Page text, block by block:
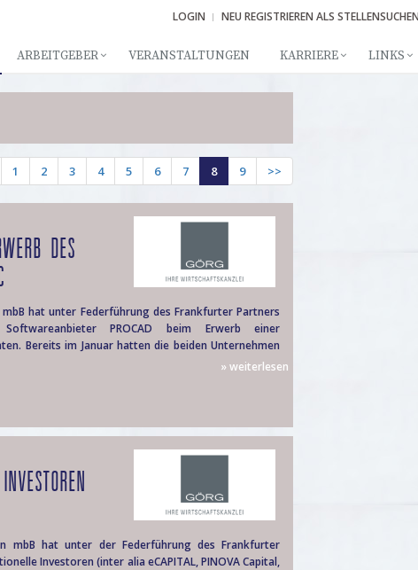
LOGIN NEU REGISTRIEREN ALS
ARBEITGEBER VERANSTALTUNGEN KARRIERE LINKS
1 2 3 4 5 6 7 8 9 >>
DES
hat unter Federführung des Frankfurter Partners
PROCAD beim Erwerb einer
Bereits im Januar hatten die beiden Unternehmen
» weiterlesen
mbB hat unter der Federführung des Frankfurter
Investoren (inter alia eCAPITAL, PINOVA Capital,